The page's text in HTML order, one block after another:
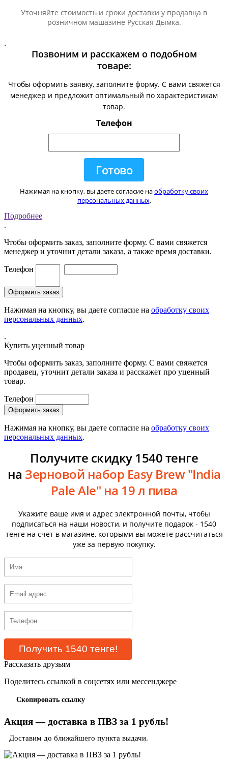
Уточняйте стоимость и сроки доставки у продавца в
розничном машазине Русская Дымка.
.
Позвоним и расскажем о подобном
товаре:
Чтобы оформить заявку, заполните форму. С вами свяжется
менеджер и предложит оптимальный по характеристикам
товар.
Телефон
Нажимая на кнопку, вы даете согласие наобработку своих
персональных данных.
Подробнее
.
Чтобы оформить заказ, заполните форму. С вами свяжется
менеджер и уточнит детали заказа, а также время доставки.
Телефон
Нажимая на кнопку, вы даете согласие на обработку своих
персональных данных.
.
Купить уценный товар
Чтобы оформить заказ, заполните форму. С вами свяжется
продавец, уточнит детали заказа и расскажет про уценный
товар.
Телефон
Нажимая на кнопку, вы даете согласие на обработку своих
персональных данных.
Получите скидку 1540 тенге
на Зерновой набор Easy Brew "India
Pale Ale" на 19 л пива
Укажите ваше имя и адрес электронной почты, чтобы
подписаться на наши новости, и получите подарок - 1540
тенге на счет в магазине, которыми вы можете рассчитаться
уже за первую покупку.
Рассказать друзьям
Поделитесь ссылкой в соцсетях или мессенджере
Скопировать ссылку
Акция — доставка в ПВЗ за 1 рубль!
Доставим до ближайшего пункта выдачи.